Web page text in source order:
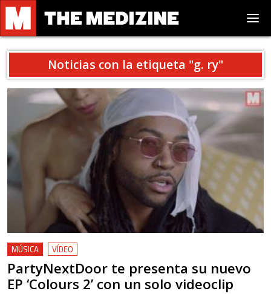
Noticias con la etiqueta "g. ry"
MÚSICA VÍDEO
PartyNextDoor te presenta su nuevo
EP ‘Colours 2’ con un solo videoclip